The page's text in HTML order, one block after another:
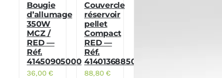
Bougie
d’allumage
350W
MCZ /
RED —
Réf.
41450905000
36,00€
Couvercle
réservoir
pellet
Compact
RED —
Réf.
41401368850
88,80€